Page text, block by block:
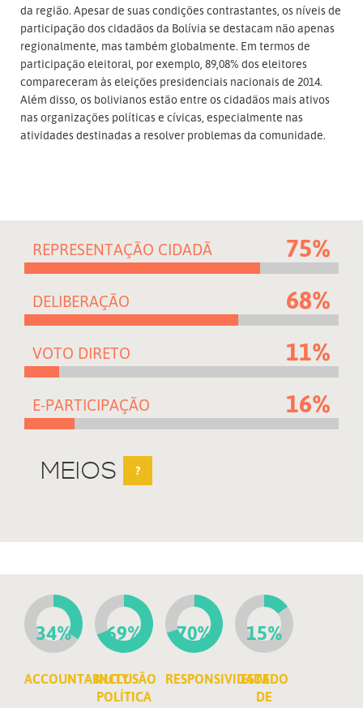
da região. Apesar de suas condições contrastantes, os níveis de
participação dos cidadãos da Bolívia se destacam não apenas
regionalmente, mas também globalmente. Em termos de
participação eleitoral, por exemplo, 89,08% dos eleitores
compareceram às eleições presidenciais nacionais de 2014.
Além disso, os bolivianos estão entre os cidadãos mais ativos
nas organizações políticas e cívicas, especialmente nas
atividades destinadas a resolver problemas da comunidade.
REPRESENTAÇÃO CIDADÃ 75%
DELIBERAÇÃO 68%
VOTO DIRETO 11%
E-PARTICIPAÇÃO 16%
MEIOS ?
34%
ACCOUNTABILITY
69%
INCLUSÃO
POLÍTICA
70%
RESPONSIVIDADE
15%
ESTADO
DE